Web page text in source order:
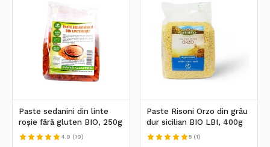
Paste sedanini din linte
roșie fără gluten BIO, 250g
4.9 (19)
Paste Risoni Orzo din grâu
dur sicilian BIO LBI, 400g
5 (1)